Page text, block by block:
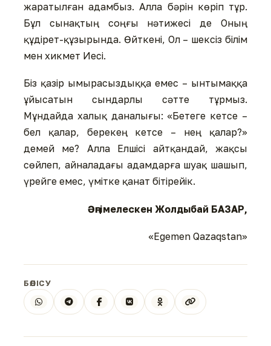
жаратылған адамбыз. Алла бәрін көріп тұр.
Бұл сынақтың соңғы нәтижесі де Оның
құдірет-құзырында. Өйткені, Ол – шексіз білім
мен хикмет Иесі.
Біз қазір ымырасыздыққа емес – ынтымаққа
ұйысатын сындарлы сәтте тұрмыз.
Мұндайда халық даналығы: «Бетеге кетсе –
бел қалар, берекең кетсе – нең қалар?»
демей ме? Алла Елшісі айтқандай, жақсы
сөйлеп, айна­ла­дағы адамдарға шуақ шашып,
үрейге емес, үмітке қанат біті­ре­йік.
Әңгімелескен Жолдыбай БАЗАР,
«Egemen Qazaqstan»
БӨЛІСУ